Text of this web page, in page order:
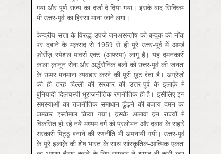
गया और पूर्ण राज्य का दर्जा दे दिया गया। इसके बाद सिक्किम
भी उत्तर-पूर्व का हिस्सा माना जाने लगा।
केन्द्रीय सत्ता के विरुद्ध उपजे जनअसन्तोष को बन्दूक़ की नोंक
पर दबाने के मक़सद से 1959 से ही पूरे उत्तर-पूर्व में आर्म्ड
फ़ोर्सेज़ स्पेशल पावर्स एक्ट (आफ्स्पा) लागू है। यह दमनकारी
काला क़ानून सेना और अर्द्धसैनिक बलों को उत्तर-पूर्व की जनता
के ऊपर मनमाना व्यवहार करने की पूरी छूट देता है। अंग्रेज़ों
की ही तरह दिल्ली की सरकार की उत्तर-पूर्व के इलाक़े में
बुनियादी दिलचस्पी भूराजनीतिक-रणनीतिक ही है। इसीलिए इन
समस्याओं का राजनीतिक समाधान ढूँढ़ने की बजाय दमन का
जमकर इस्तेमाल किया गया। इसके अलावा इन राज्यों में
विकसित हो रहे नये मध्यम वर्ग को प्रलोभन और दबाव के सहारे
सरकारी पिट्ठू बनाने की रणनीति भी अपनायी गयी। उत्तर-पूर्व
के पूरे इलाक़े की शेष भारत के साथ सांस्कृतिक-आत्मिक एकता